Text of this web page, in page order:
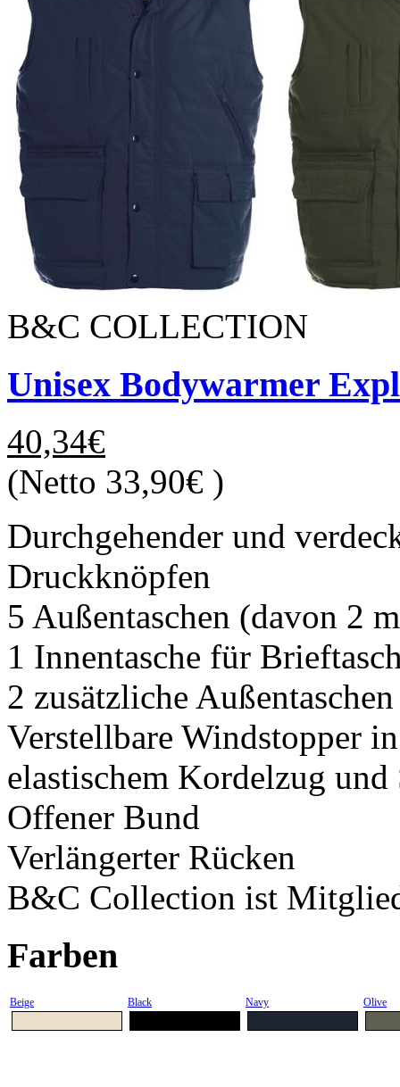
B&C COLLECTION
Unisex Bodywarmer
40,34€
(Netto 33,90€ )
Durchgehender und
Druckknöpfen
5 Außentaschen (davon 2
1 Innentasche für
2 zusätzliche
Verstellbare Windstopper
elastischem Kordelzug und
Offener Bund
Verlängerter Rücken
B&C Collection ist
Farben
Beige Black Navy Olive